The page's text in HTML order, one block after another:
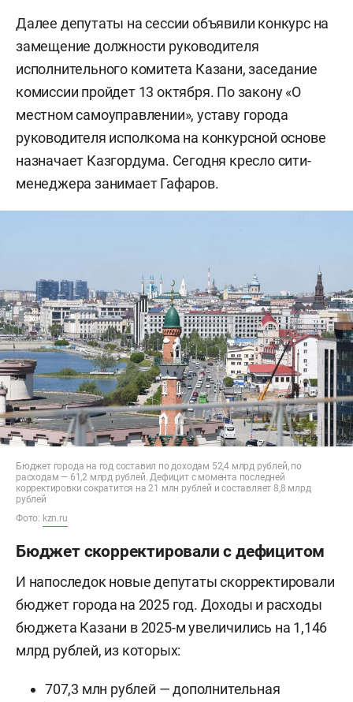
Далее депутаты на сессии объявили конкурс на
замещение должности руководителя
исполнительного комитета Казани, заседание
комиссии пройдет 13 октября. По закону «О
местном самоуправлении», уставу города
руководителя исполкома на конкурсной основе
назначает Казгордума. Сегодня кресло сити-
менеджера занимает Гафаров.
Бюджет города на год составил по доходам 52,4 млрд рублей, по
расходам — 61,2 млрд рублей. Дефицит с момента последней
корректировки сократится на 21 млн рублей и составляет 8,8 млрд
рублей
Фото: kzn.ru
Бюджет скорректировали с дефицитом
И напоследок новые депутаты скорректировали
бюджет города на 2025 год. Доходы и расходы
бюджета Казани в 2025-м увеличились на 1,146
млрд рублей, из которых:
707,3 млн рублей — дополнительная